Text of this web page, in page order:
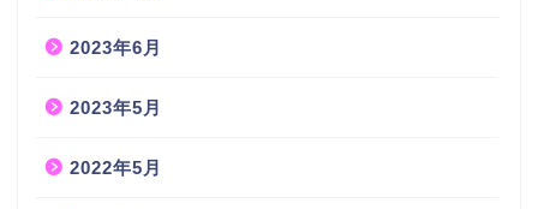
2023年6月
2023年5月
2022年5月